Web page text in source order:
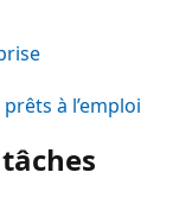
à l’emploi